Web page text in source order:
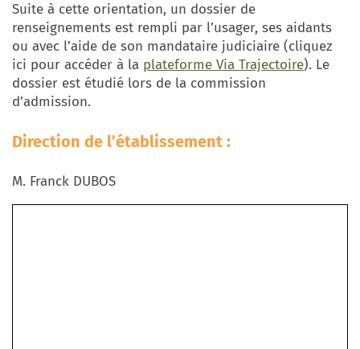
Suite à cette orientation, un dossier de
renseignements est rempli par l’usager, ses aidants
ou avec l’aide de son mandataire judiciaire (cliquez
ici pour accéder à la plateforme Via Trajectoire). Le
dossier est étudié lors de la commission
d’admission.
Direction de l’établissement :
M. Franck DUBOS